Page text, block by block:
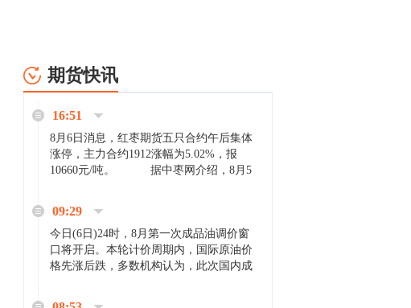
期货快讯
16:51
8月6日消息，红枣期货五只合约午后集体
涨停，主力合约1912涨幅为5.02%，报
10660元/吨。 据中枣网介绍，8月5
家好货依旧惜售挺...
09:29
今日(6日)24时，8月第一次成品油调价窗
口将开启。本轮计价周期内，国际原油价
格先涨后跌，多数机构认为，此次国内成